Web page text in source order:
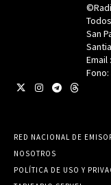
San
Fono:
RED NACIONAL DE
NOSOTROS
POLÍTICA DE USO Y